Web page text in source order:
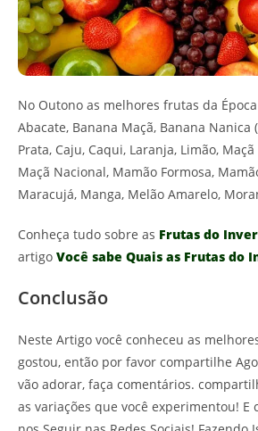
No Outono as melhores frutas da
Abacate, Banana Maçã, Banana Nanica
Prata, Caju, Caqui, Laranja, Limão,
Maçã Nacional, Mamão Formosa,
Maracujá, Manga, Melão Amarelo,
Conheça tudo sobre as Frutas do
artigo Você sabe Quais as Frutas do
Conclusão
Neste Artigo você conheceu as
gostou, então por favor compartilhe
vão adorar, faça comentários.
as variações que você experimentou! E